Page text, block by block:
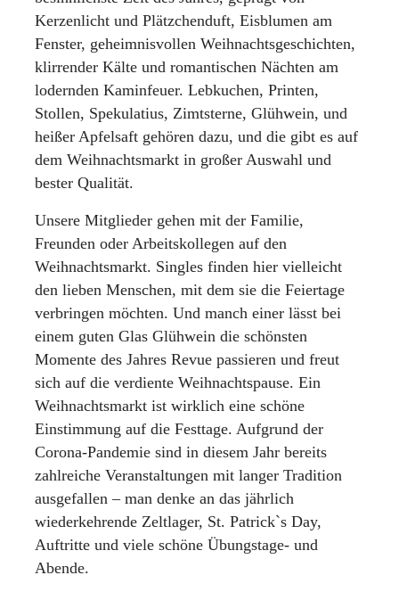
a
n
d
r
“
A
t
e
S
t
r
e
u
o
b
t
w
i
e
s
e
a
C
O
B
R
Kerzenlicht und Plätzchenduft, Eisblumen am
Fenster, geheimnisvollen Weihnachtsgeschichten,
klirrender Kälte und romantischen Nächten am
lodernden Kaminfeuer. Lebkuchen, Printen,
Stollen, Spekulatius, Zimtsterne, Glühwein, und
heißer Apfelsaft gehören dazu, und die gibt es auf
dem Weihnachtsmarkt in großer Auswahl und
bester Qualität.
Unsere Mitglieder gehen mit der Familie,
Freunden oder Arbeitskollegen auf den
Weihnachtsmarkt. Singles finden hier vielleicht
den lieben Menschen, mit dem sie die Feiertage
verbringen möchten. Und manch einer lässt bei
einem guten Glas Glühwein die schönsten
Momente des Jahres Revue passieren und freut
sich auf die verdiente Weihnachtspause. Ein
Weihnachtsmarkt ist wirklich eine schöne
Einstimmung auf die Festtage. Aufgrund der
Corona-Pandemie sind in diesem Jahr bereits
zahlreiche Veranstaltungen mit langer Tradition
ausgefallen – man denke an das jährlich
wiederkehrende Zeltlager, St. Patrick`s Day,
Auftritte und viele schöne Übungstage- und
Abende.